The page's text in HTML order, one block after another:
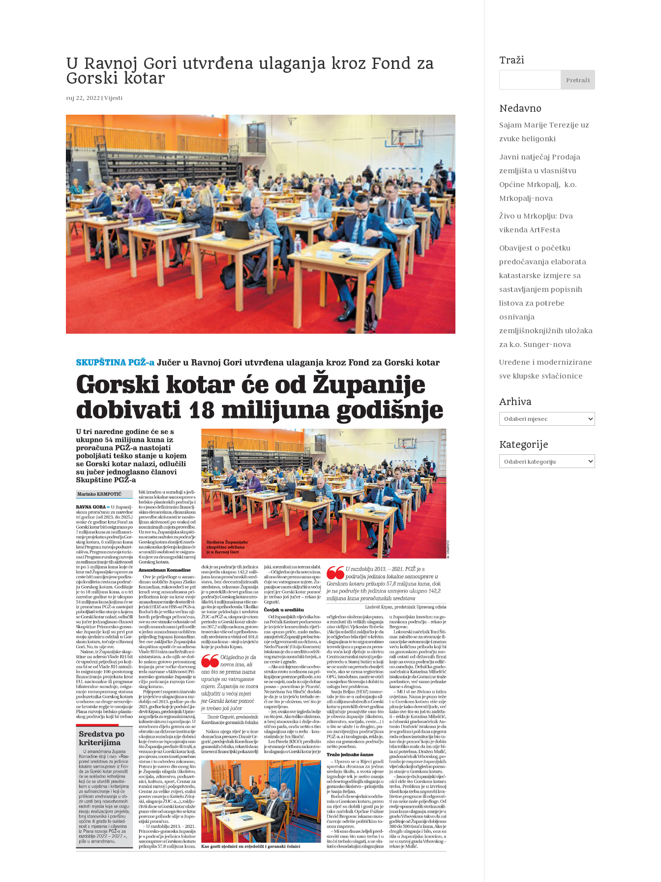
U Ravnoj Gori utvrđena ulaganja kroz Fond za
Gorski kotar
ruj 22, 2022|Vijesti
Traži
Nedavno
Sajam Marije Terezije uz
zvuke heligonki
Javni natječaj Prodaja
zemljišta u vlasništvu
Općine Mrkopalj, k.o.
Mrkopalj-nova
Živo u Mrkoplju: Dva
vikenda ArtFesta
Obavijest o početku
predočavanja elaborata
katastarske izmjere sa
sastavljanjem popisnih
listova za potrebe
osnivanja
zemljišnoknjižnih uložaka
za k.o. Sunger-nova
Uređene i modernizirane
sve klupske svlačionice
Arhiva
Arhiva
Kategorije
Kategorije